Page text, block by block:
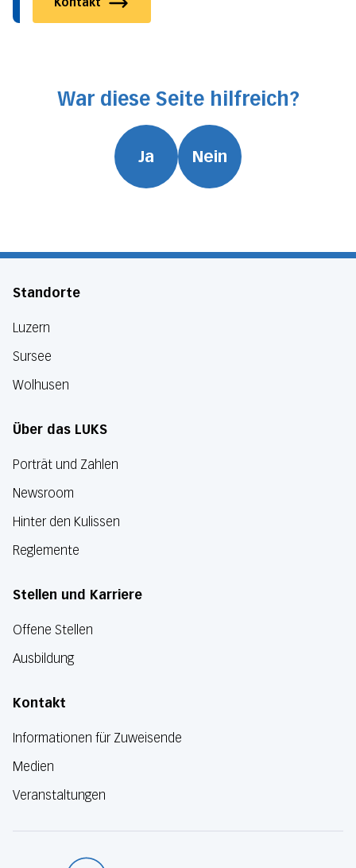
Kontakt
War diese Seite hilfreich?
Ja Nein
Standorte
Luzern
Sursee
Wolhusen
Über das LUKS
Porträt und Zahlen
Newsroom
Hinter den Kulissen
Reglemente
Stellen und Karriere
Offene Stellen
Ausbildung
Kontakt
Informationen für Zuweisende
Medien
Veranstaltungen